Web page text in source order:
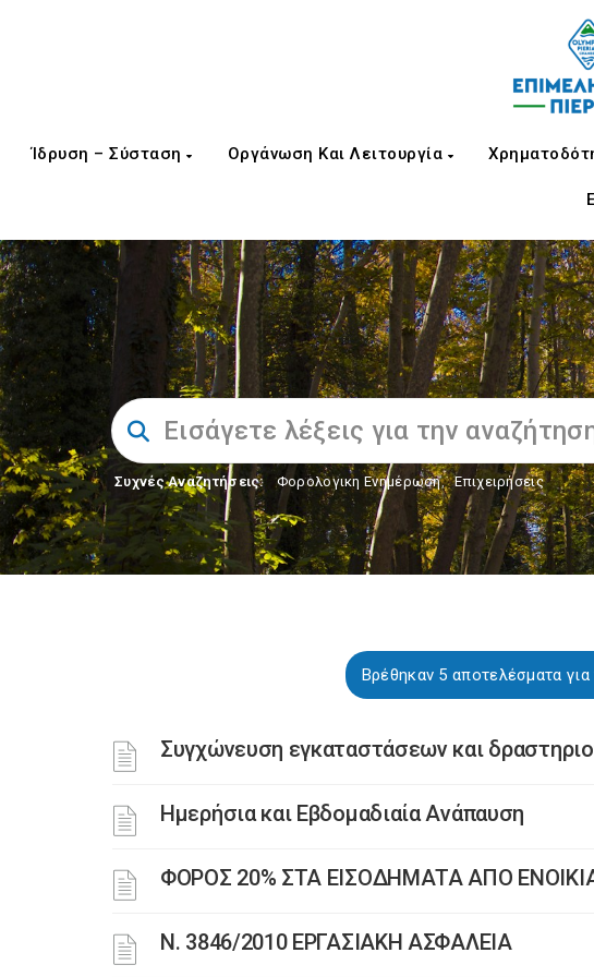
Ίδρυση – Σύσταση Οργάνωση Και Λειτουργία
Συχνές Αναζητήσεις: Φορολογικη Ενημέρωση, Επιχειρήσεις
Βρέθηκαν 5 αποτελέσματα
Συγχώνευση εγκαταστάσεων και
Ημερήσια και Εβδομαδιαία Ανάπαυση
ΦΟΡΟΣ 20% ΣΤΑ ΕΙΣΟΔΗΜΑΤΑ ΑΠΟ
Ν. 3846/2010 ΕΡΓΑΣΙΑΚΗ ΑΣΦΑΛΕΙΑ